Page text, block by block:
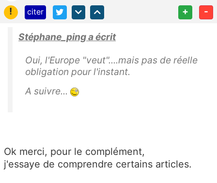
!
citer + -
Stéphane_ping a écrit
Oui, l'Europe "veut"....mais pas de réelle
obligation pour l'instant.
A suivre...
Ok merci, pour le complément,
j'essaye de comprendre certains articles.